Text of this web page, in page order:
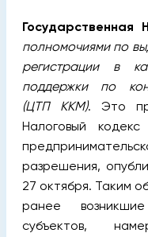
Государственная
полномочиями по
регистрации в
поддержки по
(ЦТП ККМ). Это
Налоговый
разрешения,
27 октября. Таким
ранее
субъектов,